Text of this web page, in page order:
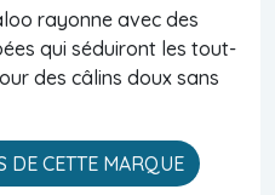
rayonne avec des
qui séduiront les tout-
des câlins doux sans
DE CETTE MARQUE